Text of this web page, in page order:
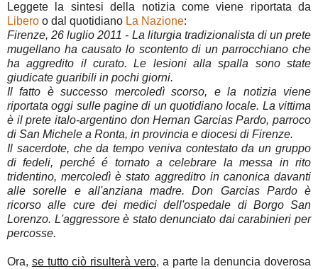
Leggete la sintesi della notizia come viene riportata da
Libero o dal quotidiano La Nazione:
Firenze, 26 luglio 2011 - La liturgia tradizionalista di un prete
mugellano ha causato lo scontento di un parrocchiano che
ha aggredito il curato. Le lesioni alla spalla sono state
giudicate guaribili in pochi giorni.
Il fatto è successo mercoledì scorso, e la notizia viene
riportata oggi sulle pagine di un quotidiano locale. La vittima
è il prete italo-argentino don Hernan Garcias Pardo, parroco
di San Michele a Ronta, in provincia e diocesi di Firenze.
Il sacerdote, che da tempo veniva contestato da un gruppo
di fedeli, perché é tornato a celebrare la messa in rito
tridentino, mercoledì è stato aggreditro in canonica davanti
alle sorelle e all'anziana madre. Don Garcias Pardo è
ricorso alle cure dei medici dell'ospedale di Borgo San
Lorenzo. L'aggressore è stato denunciato dai carabinieri per
percosse.
Ora, se tutto ciò risulterà vero, a parte la denuncia doverosa